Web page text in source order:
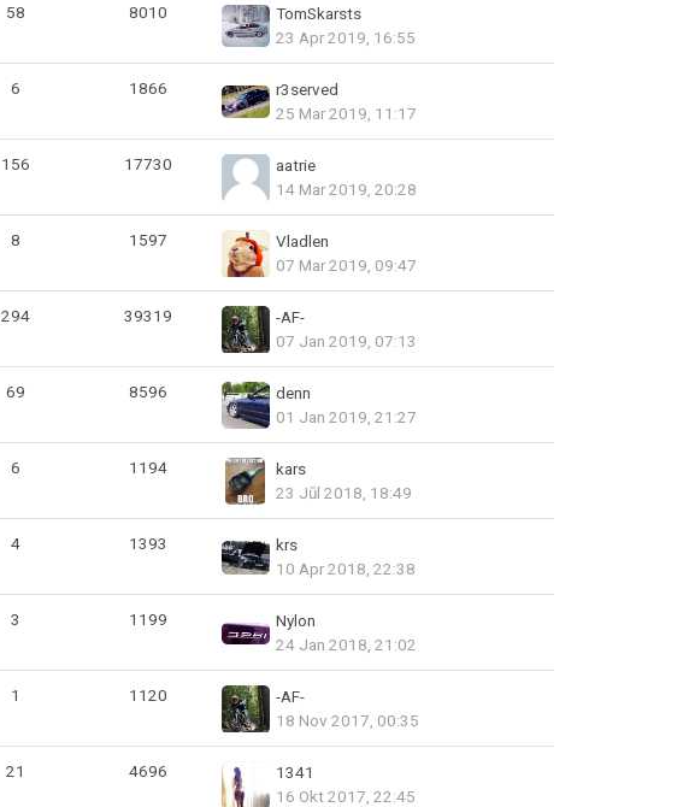
58 8010
TomSkarsts
23 Apr 2019, 16:55
6 1866
r3served
25 Mar 2019, 11:17
156 17730
aatrie
14 Mar 2019, 20:28
8 1597
Vladlen
07 Mar 2019, 09:47
294 39319
-AF-
07 Jan 2019, 07:13
69 8596
denn
01 Jan 2019, 21:27
6 1194
kars
23 Jūl 2018, 18:49
4 1393
krs
10 Apr 2018, 22:38
3 1199
Nylon
24 Jan 2018, 21:02
1 1120
-AF-
18 Nov 2017, 00:35
21 4696
1341
16 Okt 2017, 22:45